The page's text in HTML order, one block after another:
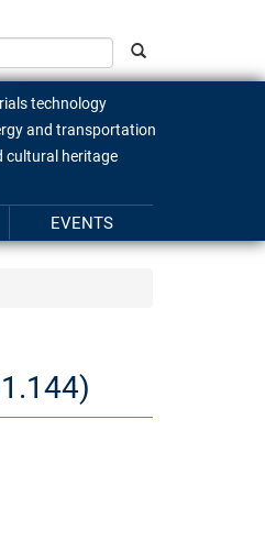
technology
and transportation
cultural heritage
EVENTS